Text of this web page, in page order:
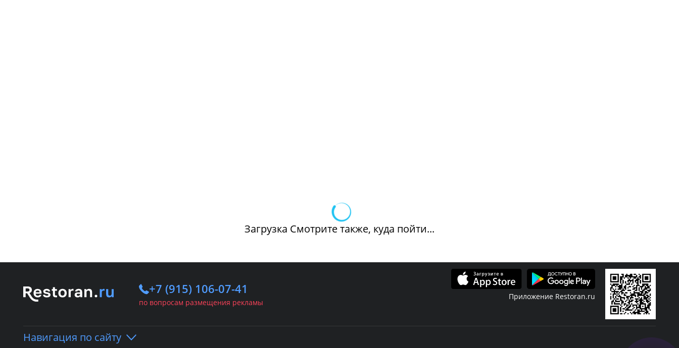
Загрузка Смотрите также, куда пойти...
+7 (915) 106-07-41
по вопросам размещения рекламы
Приложение Restoran.ru
Навигация по сайту